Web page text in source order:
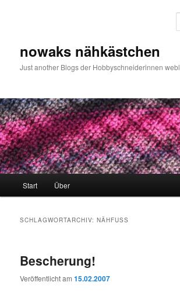
nowaks nähkästchen
Just another Blogs der Hobbyschneiderinnen
Start Über
SCHLAGWORTARCHIV:NÄHFUSS
Bescherung!
Veröffentlicht am15.02.2007